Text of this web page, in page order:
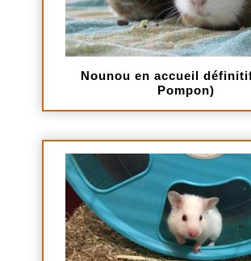
Nounou en accueil
Pompon)